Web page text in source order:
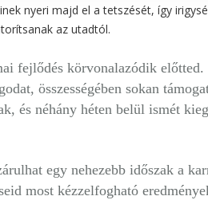
nyeri majd el a tetszését, így
az utadtól.
fejlődés körvonalazódik
összességében sokan
és néhány héten belül ismét
egy nehezebb időszak a
most kézzelfogható